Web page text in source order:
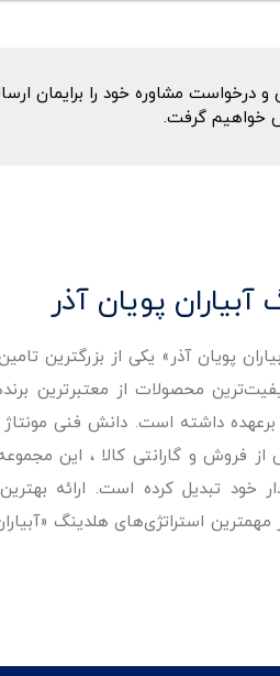
مشاوره خود را برایمان
خواهیم گرفت.
آبیاران پویان آذر
پویان آذر» یکی از بزرگترین
داشته است. دانش فنی مونتاژ
فروش و گارانتی کالا ، این مجموعه
خود تبدیل کرده است. ارائه
مهمترین استراتژی‌های هلدینگ